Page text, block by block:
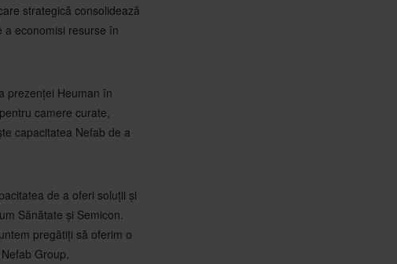
strategică consolidează
a economisi resurse în
prezenței Heuman în
camere curate,
capacitatea Nefab de a
de a oferi soluții și
Sănătate și Semicon.
pregătiți să oferim o
Group.